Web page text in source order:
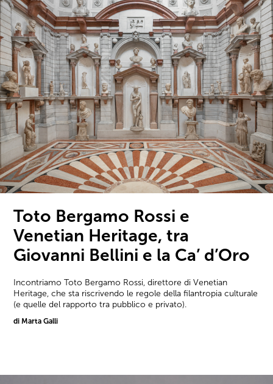
Toto Bergamo Rossi e
Venetian Heritage, tra
Giovanni Bellini e la Ca’ d’Oro
Incontriamo Toto Bergamo Rossi, direttore di Venetian
Heritage, che sta riscrivendo le regole della filantropia culturale
(e quelle del rapporto tra pubblico e privato).
di Marta Galli